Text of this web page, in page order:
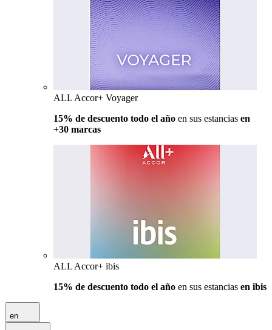
ALL Accor+ Voyager
15% de descuento todo el año en sus estancias en
+30 marcas
ALL Accor+ ibis
15% de descuento todo el año en sus estancias en ibis
en